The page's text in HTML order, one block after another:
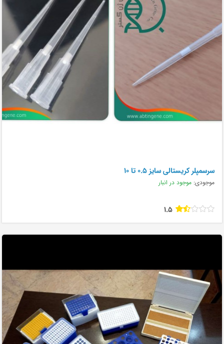
سرسمپلر کریستالی سایز 0.5 تا 10
موجودی: موجود در انبار
1.5